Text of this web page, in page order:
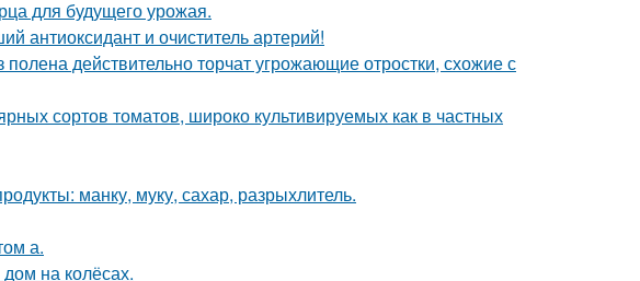
для будущего урожая.
антиоксидант и очиститель артерий!
действительно торчат угрожающие отростки, схожие с
сортов томатов, широко культивируемых как в частных
манку, муку, сахар, разрыхлитель.
а.
на колёсах.